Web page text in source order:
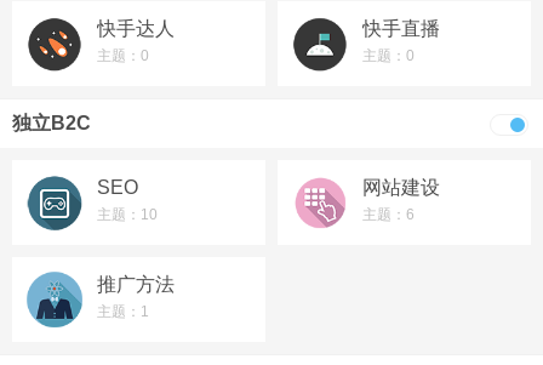
快手达人
主题：0
快手直播
主题：0
独立B2C
SEO
主题：10
网站建设
主题：6
推广方法
主题：1